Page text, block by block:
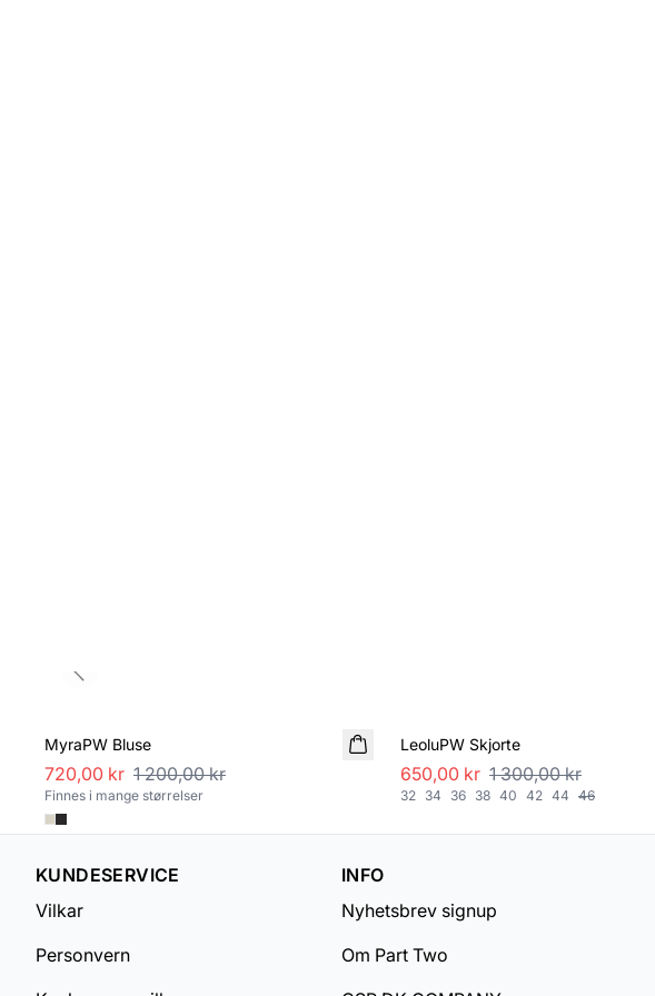
MyraPW Bluse
720,00 kr 1 200,00 kr
Finnes i mange størrelser
LeoluPW Skjorte
650,00 kr 1 300,00 kr
32 34 36 38 40 42 44 46
Previous slide
KUNDESERVICE
Vilkar
Personvern
INFO
Nyhetsbrev signup
Om Part Two